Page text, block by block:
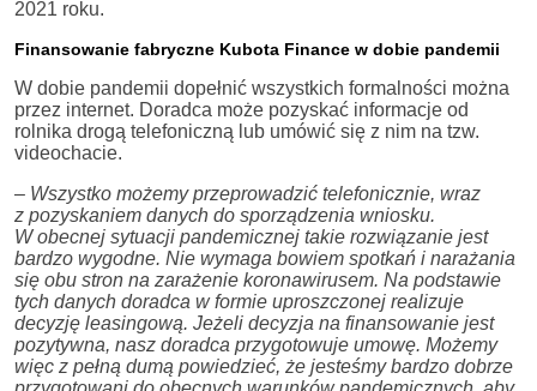
2021 roku.
Finansowanie fabryczne Kubota Finance w dobie pandemii
W dobie pandemii dopełnić wszystkich formalności można
przez internet. Doradca może pozyskać informacje od
rolnika drogą telefoniczną lub umówić się z nim na tzw.
videochacie.
– Wszystko możemy przeprowadzić telefonicznie, wraz
z pozyskaniem danych do sporządzenia wniosku.
W obecnej sytuacji pandemicznej takie rozwiązanie jest
bardzo wygodne. Nie wymaga bowiem spotkań i narażania
się obu stron na zarażenie koronawirusem. Na podstawie
tych danych doradca w formie uproszczonej realizuje
decyzję leasingową. Jeżeli decyzja na finansowanie jest
pozytywna, nasz doradca przygotowuje umowę. Możemy
więc z pełną dumą powiedzieć, że jesteśmy bardzo dobrze